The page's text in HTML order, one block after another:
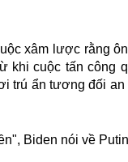
xâm lược rằng
khi cuộc tấn công
trú ẩn tương đối
Biden nói về